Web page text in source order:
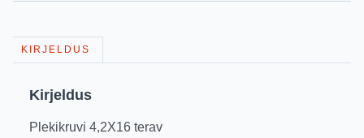
KIRJELDUS
Kirjeldus
Plekikruvi 4,2X16 terav